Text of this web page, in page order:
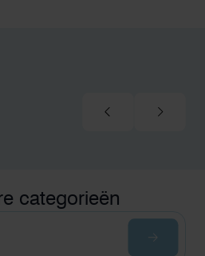
categorieën